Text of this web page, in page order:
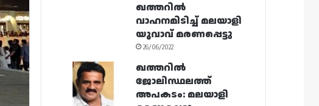
ഖത്തറിൽ
വാഹനമിടിച്ച് മലയാളി
യുവാവ് മരണപ്പെട്ടു
26/06/2022
ഖത്തറിൽ
ജോലിസ്ഥലത്ത്
അപകടം: മലയാളി